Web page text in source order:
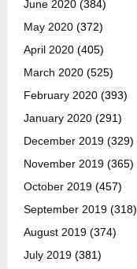
June 2020 (384)
May 2020 (372)
April 2020 (405)
March 2020 (525)
February 2020 (393)
January 2020 (291)
December 2019 (329)
November 2019 (365)
October 2019 (457)
September 2019 (318)
August 2019 (374)
July 2019 (381)